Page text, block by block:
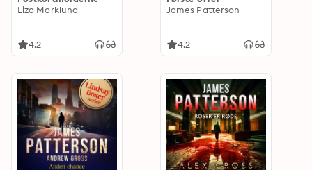
Liza Marklund
4.2
James Patterson
4.2